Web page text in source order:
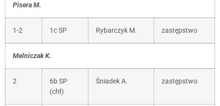
Pisera M.
1-2 1c SP Rybarczyk M. zastępstwo
Melniczak K.
2
6b SP
(chł)
Śniadek A. zastępstwo